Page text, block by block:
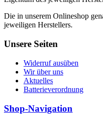
Die in unserem Onlineshop
jeweiligen Herstellers.
Unsere Seiten
Widerruf ausüben
Wir über uns
Aktuelles
Batterieverordnung
Shop-Navigation